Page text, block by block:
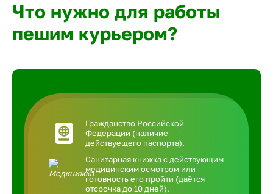
Что нужно для работы
пешим курьером?
Гражданство Российской
Федерации (наличие
действуещего паспорта).
Санитарная книжка с действующим
медицинским осмотром или
готовность его пройти (даётся
отсрочка до 10 дней).